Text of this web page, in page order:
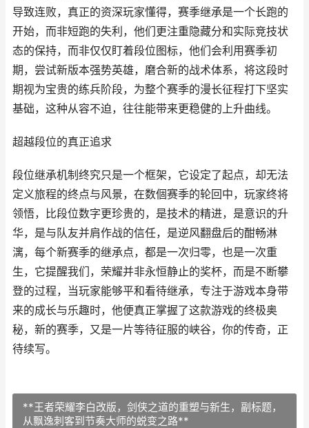
导致连败，真正的资深玩家懂得，赛季继承是一个长跑的
开始，而非短跑的失利，他们更注重隐藏分和实际竞技状
态的保持，而非仅仅盯着段位图标，他们会利用赛季初
期，尝试新版本强势英雄，磨合新的战术体系，将这段时
期视为宝贵的练兵阶段，为整个赛季的漫长征程打下坚实
基础，这种从容不迫，往往能带来更稳健的上升曲线。
超越段位的真正追求
段位继承机制终究只是一个框架，它设定了起点，却无法
定义旅程的终点与风景，在数個赛季的轮回中，玩家终将
领悟，比段位数字更珍贵的，是技术的精进，是意识的升
华，是与队友并肩作战的信任，是逆风翻盘后的酣畅淋
漓，每个新赛季的继承点，都是一次归零，也是一次重
生，它提醒我们，荣耀并非永恒静止的奖杯，而是不断攀
登的过程，当玩家能够平和看待继承，专注于游戏本身带
来的成长与乐趣时，他便真正掌握了这款游戏的终极奥
秘，新的赛季，又是一片等待征服的峡谷，你的传奇，正
待续写。
**王者荣耀李白改版，剑侠之道的重塑与新生，副标题，
从飘逸刺客到节奏大师的蜕变之路**